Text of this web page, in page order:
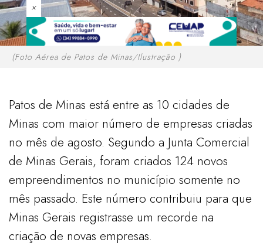
×
(Foto Aérea de Patos de Minas/Ilustração )
Patos de Minas está entre as 10 cidades de
Minas com maior número de empresas criadas
no mês de agosto. Segundo a Junta Comercial
de Minas Gerais, foram criados 124 novos
empreendimentos no município somente no
mês passado. Este número contribuiu para que
Minas Gerais registrasse um recorde na
criação de novas empresas.